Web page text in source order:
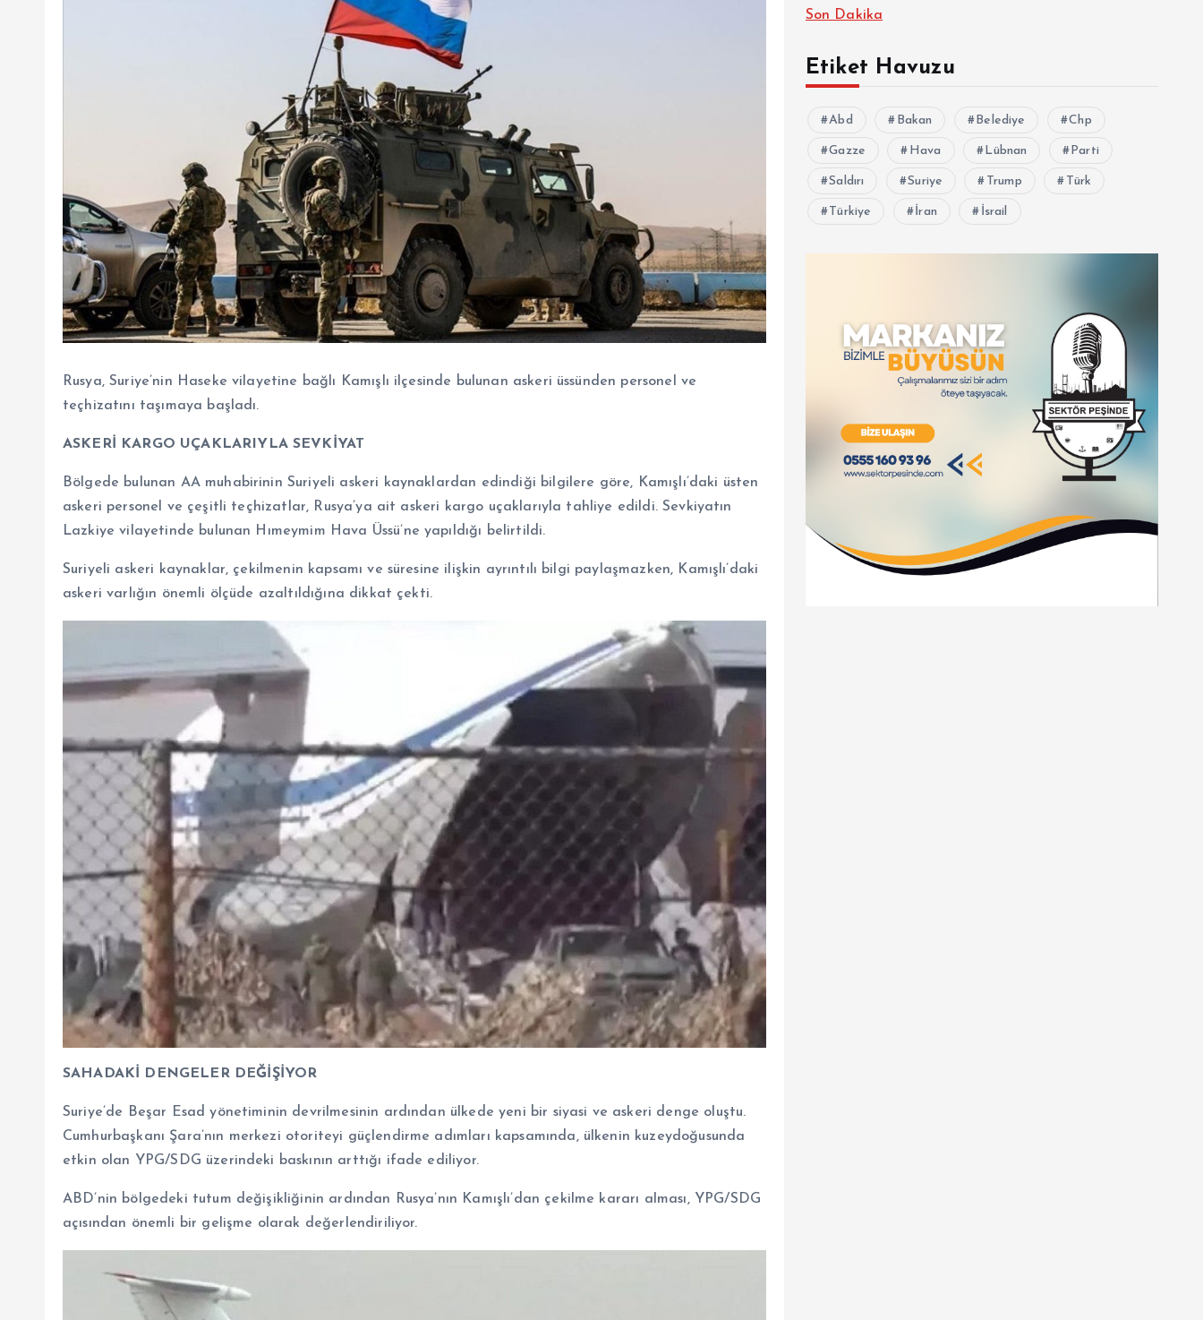
Rusya, Suriye’nin Haseke vilayetine bağlı Kamışlı ilçesinde bulunan askeri üssünden personel ve
teçhizatını taşımaya başladı.
ASKERİ KARGO UÇAKLARIYLA SEVKİYAT
Bölgede bulunan AA muhabirinin Suriyeli askeri kaynaklardan edindiği bilgilere göre, Kamışlı’daki üsten
askeri personel ve çeşitli teçhizatlar, Rusya’ya ait askeri kargo uçaklarıyla tahliye edildi. Sevkiyatın
Lazkiye vilayetinde bulunan Hımeymim Hava Üssü’ne yapıldığı belirtildi.
Suriyeli askeri kaynaklar, çekilmenin kapsamı ve süresine ilişkin ayrıntılı bilgi paylaşmazken, Kamışlı’daki
askeri varlığın önemli ölçüde azaltıldığına dikkat çekti.
SAHADAKİ DENGELER DEĞİŞİYOR
Suriye’de Beşar Esad yönetiminin devrilmesinin ardından ülkede yeni bir siyasi ve askeri denge oluştu.
Cumhurbaşkanı Şara’nın merkezi otoriteyi güçlendirme adımları kapsamında, ülkenin kuzeydoğusunda
etkin olan YPG/SDG üzerindeki baskının arttığı ifade ediliyor.
ABD’nin bölgedeki tutum değişikliğinin ardından Rusya’nın Kamışlı’dan çekilme kararı alması, YPG/SDG
açısından önemli bir gelişme olarak değerlendiriliyor.
Son Dakika
Etiket Havuzu
Abd Bakan Belediye Chp
Gazze Hava Lübnan Parti
Saldırı Suriye Trump Türk
Türkiye İran İsrail